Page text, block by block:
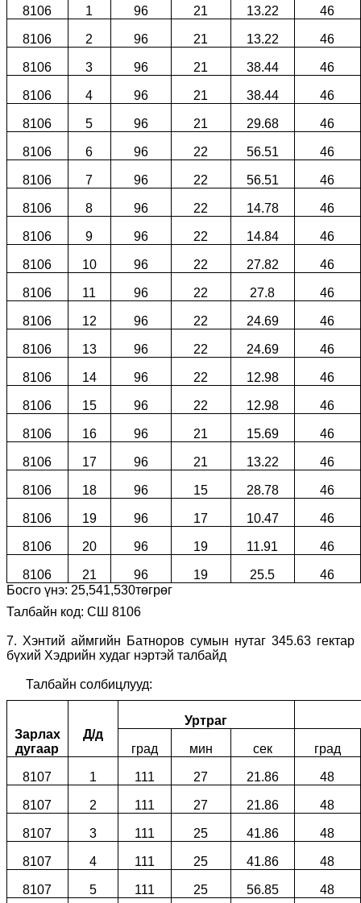
8106 1 96 21 13.22 46
8106 2 96 21 13.22 46
8106 3 96 21 38.44 46
8106 4 96 21 38.44 46
8106 5 96 21 29.68 46
8106 6 96 22 56.51 46
8106 7 96 22 56.51 46
8106 8 96 22 14.78 46
8106 9 96 22 14.84 46
8106 10 96 22 27.82 46
8106 11 96 22 27.8 46
8106 12 96 22 24.69 46
8106 13 96 22 24.69 46
8106 14 96 22 12.98 46
8106 15 96 22 12.98 46
8106 16 96 21 15.69 46
8106 17 96 21 13.22 46
8106 18 96 15 28.78 46
8106 19 96 17 10.47 46
8106 20 96 19 11.91 46
8106 21 96 19 25.5
46
Босго үнэ: 25,541,530төгрөг
Талбайн код: СШ 8106
7. Хэнтий аймгийн Батноров сумын нутаг 345.63 гектар
бүхий Хэдрийн худаг нэртэй талбайд
Талбайн солбицлууд:
Зарлах
дугаар
Д/д
Уртраг
град мин сек град
8107 1 111 27 21.86 48
8107 2 111 27 21.86 48
8107 3 111 25 41.86 48
8107 4 111 25 41.86 48
8107 5 111 25 56.85 48